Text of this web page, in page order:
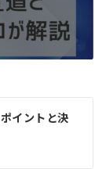
イントと決